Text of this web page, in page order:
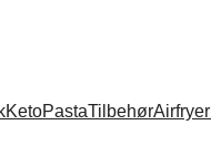
KetoPastaTilbehørAirfryer